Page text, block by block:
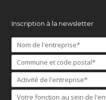
Inscription à la newsletter